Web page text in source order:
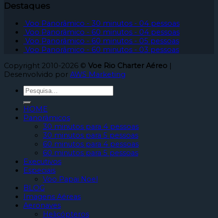
Destaques
Voo Panorâmico - 30 minutos - 04 pessoas
Voo Panorâmico - 60 minutos - 04 pessoas
Voo Panorâmico - 60 minutos - 05 pessoas
Voo Panorâmico - 60 minutos - 03 pessoas
Copyright 2010-2026 © Voe Rio Charter Aéreo |
Desenvolvido por AWS Marketing
HOME
Panorâmicos
30 minutos para 4 pessoas
30 minutos para 5 pessoas
60 minutos para 4 pessoas
60 minutos para 5 pessoas
Executivos
Especiais
Voo Papai Noel
BLOG
Imagens Aéreas
Aeronaves
Helicópteros